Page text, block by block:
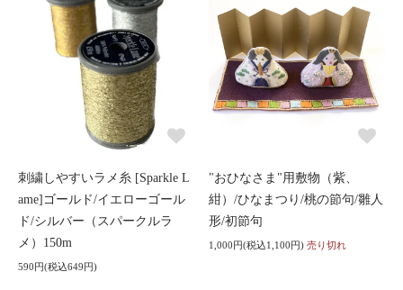
刺繍しやすいラメ糸 [Sparkle L
ame]ゴールド/イエローゴール
ド/シルバー（スパークルラ
メ）150m
590円(税込649円)
"おひなさま"用敷物（紫、
紺）/ひなまつり/桃の節句/雛人
形/初節句
1,000円(税込1,100円) 売り切れ